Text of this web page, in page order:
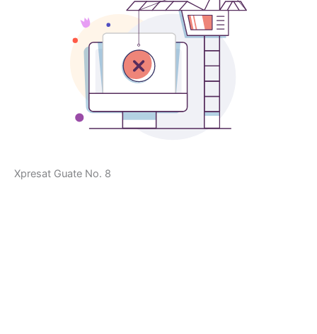
Xpresat Guate No. 8